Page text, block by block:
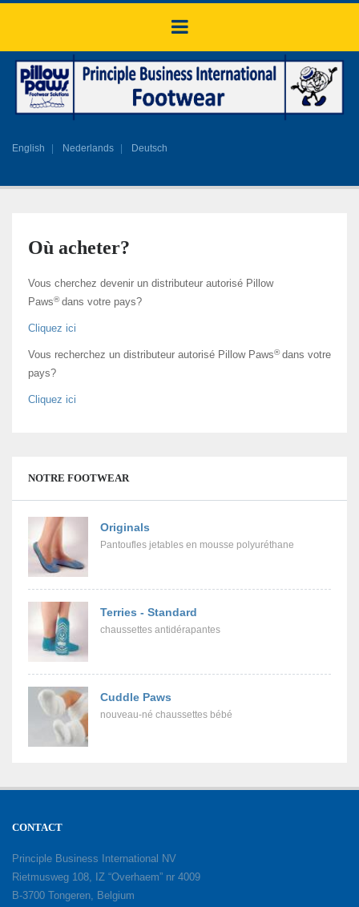
English Nederlands Deutsch
Où acheter?
Vous cherchez devenir un distributeur autorisé Pillow
Paws®dans votre pays?
Cliquez ici
Vous recherchez un distributeur autorisé Pillow Paws®dans votre
pays?
Cliquez ici
NOTRE FOOTWEAR
Originals
Pantoufles jetables en mousse polyuréthane
Terries - Standard
chaussettes antidérapantes
Cuddle Paws
nouveau-né chaussettes bébé
CONTACT
Principle Business International NV
Rietmusweg 108, IZ “Overhaem” nr 4009
B-3700 Tongeren, Belgium